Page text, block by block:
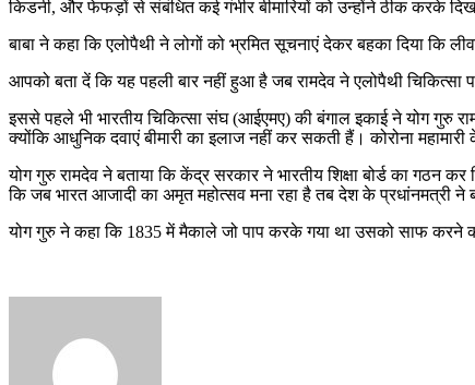
किडनी, और फेफड़ों से संबंधित कई गंभीर बीमारियों को उन्होंने ठीक करके
बाबा ने कहा कि एलोपैथी ने लोगों को भ्रमित सूचनाएं देकर बहका दिया कि
आपको बता दें कि यह पहली बार नहीं हुआ है जब रामदेव ने एलोपैथी चिकित्सा
इससे पहले भी भारतीय चिकित्सा संघ (आईएमए) की बंगाल इकाई ने योग गुरु
क्योंकि आधुनिक दवाएं बीमारी का इलाज नहीं कर सकती हैं। कोरोना
योग गुरु रामदेव ने बताया कि केंद्र सरकार ने भारतीय शिक्षा बोर्ड का गठन
कि जब भारत आजादी का अमृत महोत्सव मना रहा है तब देश के प्रधांनमत्री ने
योग गुरु ने कहा कि 1835 में मैकाले जो पाप करके गया था उसको साफ करने का